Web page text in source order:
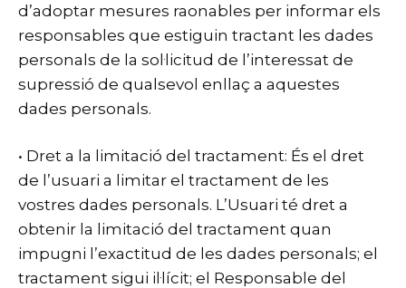
d’adoptar mesures raonables per informar els
responsables que estiguin tractant les dades
personals de la sol·licitud de l’interessat de
supressió de qualsevol enllaç a aquestes
dades personals.
• Dret a la limitació del tractament: És el dret
de l’usuari a limitar el tractament de les
vostres dades personals. L’Usuari té dret a
obtenir la limitació del tractament quan
impugni l’exactitud de les dades personals; el
tractament sigui il·lícit; el Responsable del